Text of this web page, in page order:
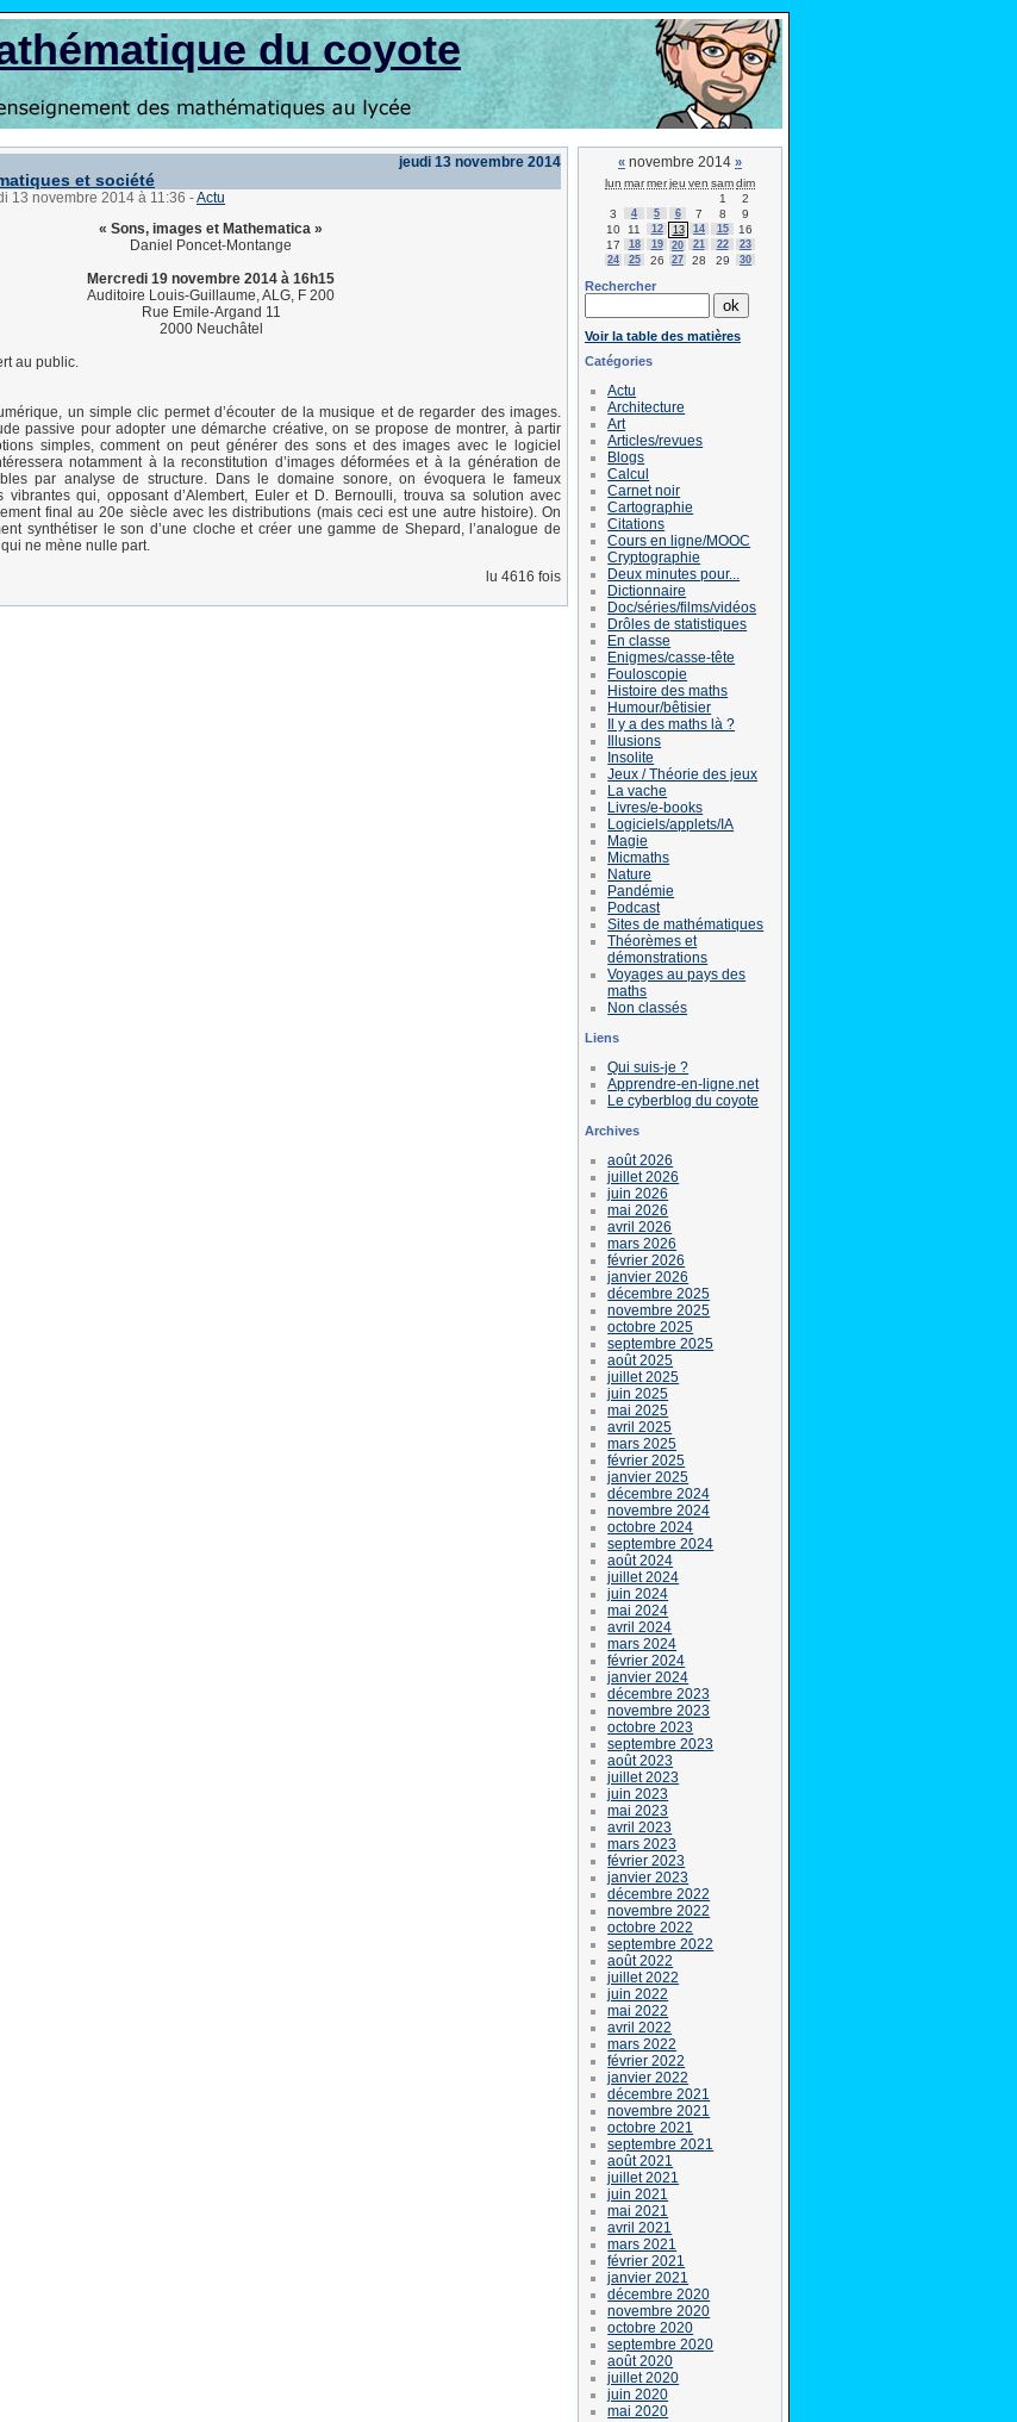
du coyote
jeudi 13 novembre 2014
et société
13 novembre 2014 à 11:36 -Actu
« Sons, images et Mathematica »
Daniel Poncet-Montange
Mercredi 19 novembre 2014 à 16h15
Auditoire Louis-Guillaume, ALG, F 200
Rue Emile-Argand 11
2000 Neuchâtel
au public.
un simple clic permet d’écouter de la musique et de regarder des images.
passive pour adopter une démarche créative, on se propose de montrer, à partir
simples, comment on peut générer des sons et des images avec le logiciel
notamment à la reconstitution d’images déformées et à la génération de
par analyse de structure. Dans le domaine sonore, on évoquera le fameux
vibrantes qui, opposant d’Alembert, Euler et D. Bernoulli, trouva sa solution avec
final au 20e siècle avec les distributions (mais ceci est une autre histoire). On
synthétiser le son d’une cloche et créer une gamme de Shepard, l’analogue de
ne mène nulle part.
lu 4616 fois
« novembre 2014 »
lun marmerjeu ven samdim
1
2
3
4 5 6 7 8
9
10
11 12 13 14 15
16
17
18 19 20 21 22
23
24
25 26 27 28 29 30
Rechercher
Voir la table des matières
Catégories
Actu
Architecture
Art
Articles/revues
Blogs
Calcul
Carnet noir
Cartographie
Citations
Cours en ligne/MOOC
Cryptographie
Deux minutes pour...
Dictionnaire
Doc/séries/films/vidéos
Drôles de statistiques
En classe
Enigmes/casse-tête
Fouloscopie
Histoire des maths
Humour/bêtisier
Il y a des maths là ?
Illusions
Insolite
Jeux / Théorie des jeux
La vache
Livres/e-books
Logiciels/applets/IA
Magie
Micmaths
Nature
Pandémie
Podcast
Sites de mathématiques
Théorèmes et
démonstrations
Voyages au pays des
maths
Non classés
Liens
Qui suis-je ?
Apprendre-en-ligne.net
Le cyberblog du coyote
Archives
août 2026
juillet 2026
juin 2026
mai 2026
avril 2026
mars 2026
février 2026
janvier 2026
décembre 2025
novembre 2025
octobre 2025
septembre 2025
août 2025
juillet 2025
juin 2025
mai 2025
avril 2025
mars 2025
février 2025
janvier 2025
décembre 2024
novembre 2024
octobre 2024
septembre 2024
août 2024
juillet 2024
juin 2024
mai 2024
avril 2024
mars 2024
février 2024
janvier 2024
décembre 2023
novembre 2023
octobre 2023
septembre 2023
août 2023
juillet 2023
juin 2023
mai 2023
avril 2023
mars 2023
février 2023
janvier 2023
décembre 2022
novembre 2022
octobre 2022
septembre 2022
août 2022
juillet 2022
juin 2022
mai 2022
avril 2022
mars 2022
février 2022
janvier 2022
décembre 2021
novembre 2021
octobre 2021
septembre 2021
août 2021
juillet 2021
juin 2021
mai 2021
avril 2021
mars 2021
février 2021
janvier 2021
décembre 2020
novembre 2020
octobre 2020
septembre 2020
août 2020
juillet 2020
juin 2020
mai 2020